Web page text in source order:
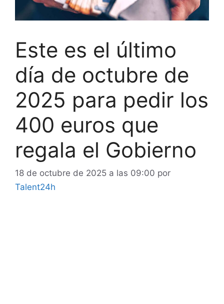
Este es el último
día de octubre de
2025 para pedir los
400 euros que
regala el Gobierno
18 de octubre de 2025 a las 09:00 por
Talent24h